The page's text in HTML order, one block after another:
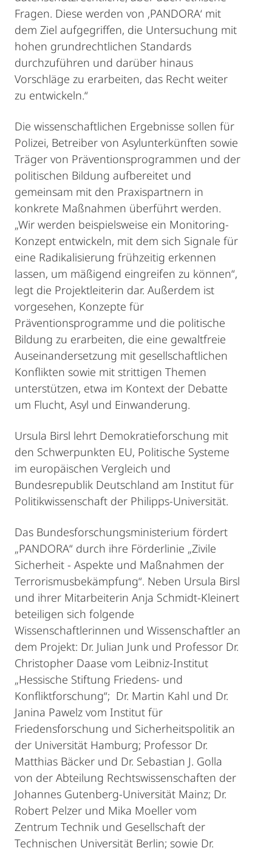
Fragen. Diese werden von ‚PANDORA‘ mit
dem Ziel aufgegriffen, die Untersuchung mit
hohen grundrechtlichen Standards
durchzuführen und darüber hinaus
Vorschläge zu erarbeiten, das Recht weiter
zu entwickeln.“
Die wissenschaftlichen Ergebnisse sollen für
Polizei, Betreiber von Asylunterkünften sowie
Träger von Präventionsprogrammen und der
politischen Bildung aufbereitet und
gemeinsam mit den Praxispartnern in
konkrete Maßnahmen überführt werden.
„Wir werden beispielsweise ein Monitoring-
Konzept entwickeln, mit dem sich Signale für
eine Radikalisierung frühzeitig erkennen
lassen, um mäßigend eingreifen zu können“,
legt die Projektleiterin dar. Außerdem ist
vorgesehen, Konzepte für
Präventionsprogramme und die politische
Bildung zu erarbeiten, die eine gewaltfreie
Auseinandersetzung mit gesellschaftlichen
Konflikten sowie mit strittigen Themen
unterstützen, etwa im Kontext der Debatte
um Flucht, Asyl und Einwanderung.
Ursula Birsl lehrt Demokratieforschung mit
den Schwerpunkten EU, Politische Systeme
im europäischen Vergleich und
Bundesrepublik Deutschland am Institut für
Politikwissenschaft der Philipps-Universität.
Das Bundesforschungsministerium fördert
„PANDORA“ durch ihre Förderlinie „Zivile
Sicherheit - Aspekte und Maßnahmen der
Terrorismusbekämpfung“. Neben Ursula Birsl
und ihrer Mitarbeiterin Anja Schmidt-Kleinert
beteiligen sich folgende
Wissenschaftlerinnen und Wissenschaftler an
dem Projekt: Dr. Julian Junk und Professor Dr.
Christopher Daase vom Leibniz-Institut
„Hessische Stiftung Friedens- und
Konfliktforschung“; Dr. Martin Kahl und Dr.
Janina Pawelz vom Institut für
Friedensforschung und Sicherheitspolitik an
der Universität Hamburg; Professor Dr.
Matthias Bäcker und Dr. Sebastian J. Golla
von der Abteilung Rechtswissenschaften der
Johannes Gutenberg-Universität Mainz; Dr.
Robert Pelzer und Mika Moeller vom
Zentrum Technik und Gesellschaft der
Technischen Universität Berlin; sowie Dr.